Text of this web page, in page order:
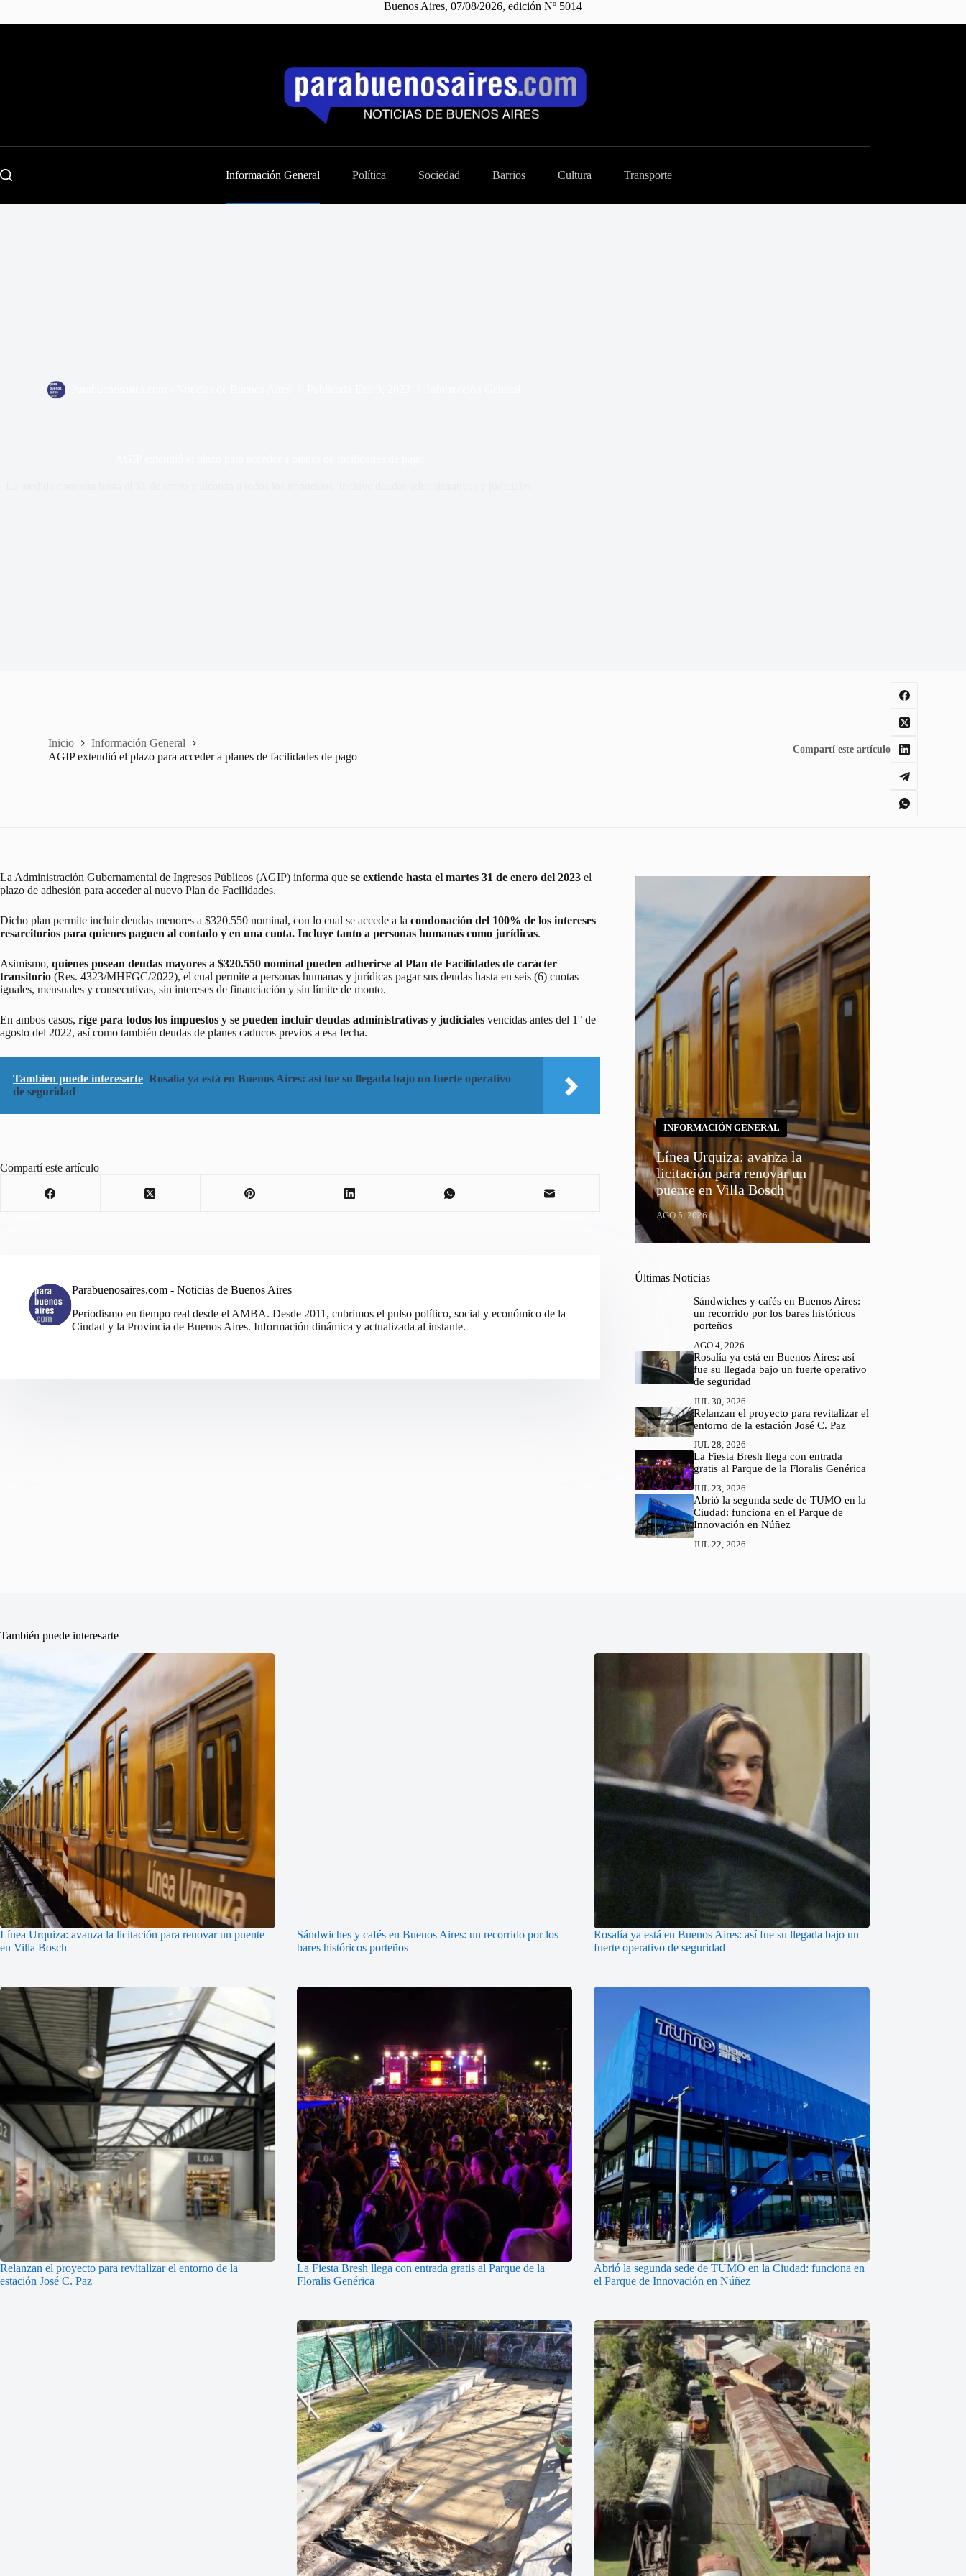
Buenos Aires, 07/08/2026, edición Nº 5014
Información General Política Sociedad Barrios Cultura Transporte
Inicio
Información General
AGIP extendió el plazo para acceder a planes de facilidades de pago
Compartí este artículo
La Administración Gubernamental de Ingresos Públicos (AGIP) informa que se extiende hasta el martes 31 de enero del 2023 el
plazo de adhesión para acceder al nuevo Plan de Facilidades.
Dicho plan permite incluir deudas menores a $320.550 nominal, con lo cual se accede a la condonación del 100% de los intereses
resarcitorios para quienes paguen al contado y en una cuota. Incluye tanto a personas humanas como jurídicas.
Asimismo, quienes posean deudas mayores a $320.550 nominal pueden adherirse al Plan de Facilidades de carácter
transitorio (Res. 4323/MHFGC/2022), el cual permite a personas humanas y jurídicas pagar sus deudas hasta en seis (6) cuotas
iguales, mensuales y consecutivas, sin intereses de financiación y sin límite de monto.
En ambos casos, rige para todos los impuestos y se pueden incluir deudas administrativas y judiciales vencidas antes del 1° de
agosto del 2022, así como también deudas de planes caducos previos a esa fecha.
También puede interesarte Rosalía ya está en Buenos Aires: así fue su llegada bajo un fuerte operativo
de seguridad
Compartí este artículo
Parabuenosaires.com - Noticias de Buenos Aires
Periodismo en tiempo real desde el AMBA. Desde 2011, cubrimos el pulso político, social y económico de la
Ciudad y la Provincia de Buenos Aires. Información dinámica y actualizada al instante.
INFORMACIÓN GENERAL
Línea Urquiza: avanza la
licitación para renovar un
puente en Villa Bosch
AGO 5, 2026
Últimas Noticias
Sándwiches y cafés en Buenos Aires:
un recorrido por los bares históricos
porteños
AGO 4, 2026
Rosalía ya está en Buenos Aires: así
fue su llegada bajo un fuerte operativo
de seguridad
JUL 30, 2026
Relanzan el proyecto para revitalizar el
entorno de la estación José C. Paz
JUL 28, 2026
La Fiesta Bresh llega con entrada
gratis al Parque de la Floralis Genérica
JUL 23, 2026
Abrió la segunda sede de TUMO en la
Ciudad: funciona en el Parque de
Innovación en Núñez
JUL 22, 2026
También puede interesarte
Línea Urquiza: avanza la licitación para renovar un puente
en Villa Bosch
Sándwiches y cafés en Buenos Aires: un recorrido por los
bares históricos porteños
Rosalía ya está en Buenos Aires: así fue su llegada bajo un
fuerte operativo de seguridad
Relanzan el proyecto para revitalizar el entorno de la
estación José C. Paz
La Fiesta Bresh llega con entrada gratis al Parque de la
Floralis Genérica
Abrió la segunda sede de TUMO en la Ciudad: funciona en
el Parque de Innovación en Núñez